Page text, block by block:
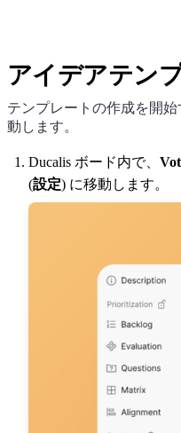
アイデアテン
テンプレートの作成を開
動します。
Ducalis ボード内で、
(設定) に移動します。